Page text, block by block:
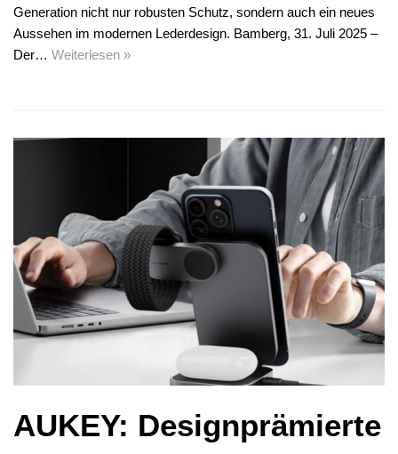
Generation nicht nur robusten Schutz, sondern auch ein neues
Aussehen im modernen Lederdesign. Bamberg, 31. Juli 2025 –
Der… Weiterlesen »
AUKEY: Designprämierte